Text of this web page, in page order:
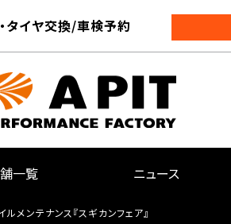
タイヤ交換/車検予約
一覧 ニュース
メンテナンス『スギカンフェア』